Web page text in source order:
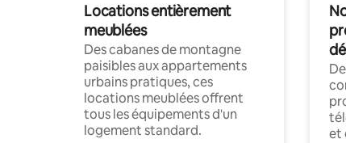
Locations entièrement
meublées
Des cabanes de montagne
paisibles aux appartements
urbains pratiques, ces
locations meublées offrent
tous les équipements d'un
logement standard.
et